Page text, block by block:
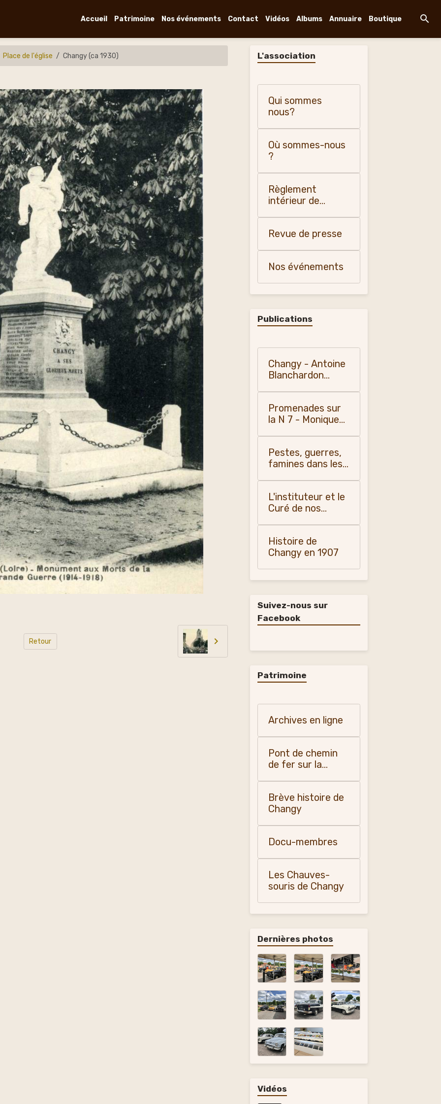
Accueil Patrimoine Nos événements Contact Vidéos Albums Annuaire Boutique
Place de l'église Changy (ca 1930)
Retour
L'association
Qui sommes
nous?
Où sommes-nous
?
Règlement
intérieur de
Revue de presse
Nos événements
Publications
Changy - Antoine
Blanchardon
Promenades sur
la N 7 - Monique
Pestes, guerres,
famines dans les
Lyonnais -
Monique Vialla
L'instituteur et le
Curé de nos
Histoire de
Changy en 1907
Suivez-nous sur
Facebook
Patrimoine
Archives en ligne
Pont de chemin
de fer sur la
Brève histoire de
Changy
Docu-membres
Les Chauves-
souris de Changy
Dernières photos
Vidéos